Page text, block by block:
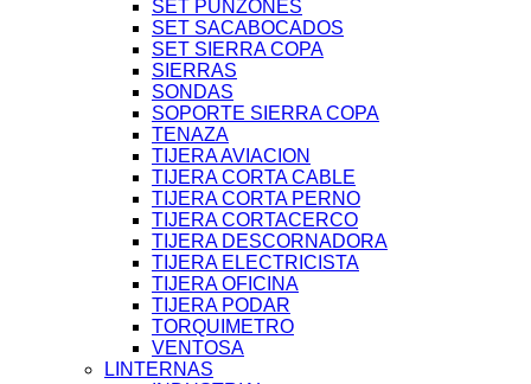
SET PUNZONES
SET SACABOCADOS
SET SIERRA COPA
SIERRAS
SONDAS
SOPORTE SIERRA COPA
TENAZA
TIJERA AVIACION
TIJERA CORTA CABLE
TIJERA CORTA PERNO
TIJERA CORTACERCO
TIJERA DESCORNADORA
TIJERA ELECTRICISTA
TIJERA OFICINA
TIJERA PODAR
TORQUIMETRO
VENTOSA
LINTERNAS